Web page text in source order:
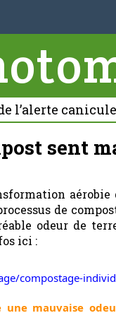
l’alerte
🍃
sent
de
odeur de
ici :
compostage-
mauvaise